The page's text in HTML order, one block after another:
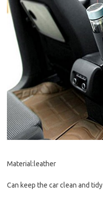
Material:leather
Can keep the car clean and tidy